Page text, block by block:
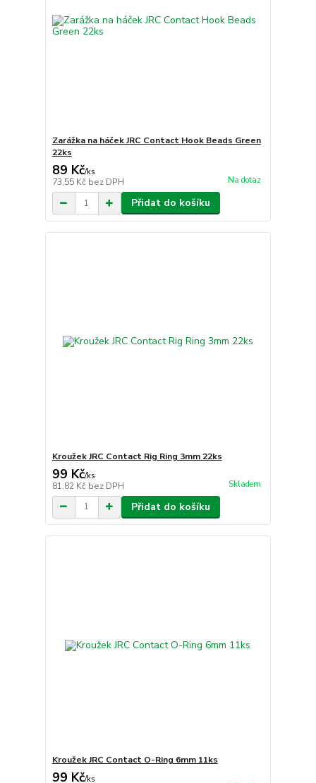
Zarážka na háček JRC Contact Hook Beads Green
22ks
89 Kč/ks
73,55 Kč bez DPH Na dotaz
Přidat do košíku
Kroužek JRC Contact Rig Ring 3mm 22ks
99 Kč/ks
81,82 Kč bez DPH Skladem
Přidat do košíku
Kroužek JRC Contact O-Ring 6mm 11ks
99 Kč/ks